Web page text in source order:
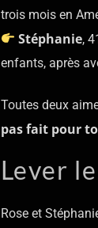
trois mois en
Stéphanie,
enfants, après
Toutes deux
pas fait pour
Lever
Rose et